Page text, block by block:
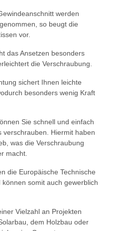
werden
so beugt die
vor.
das Ansetzen besonders
die Verschraubung.
sichert Ihnen leichte
besonders wenig Kraft
Sie schnell und einfach
verschrauben. Hiermit haben
was die Verschraubung
macht.
die Europäische Technische
somit auch gewerblich
Vielzahl an Projekten
dem Holzbau oder